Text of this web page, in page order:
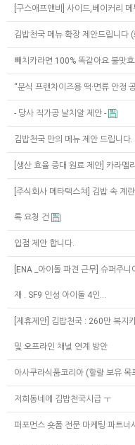
[구스애프앤비] 사이드,베이커리
김밥천국 메뉴 확장 제안드립니다
빼치카라면 100% 똑같아요 불맛
“분식 프랜차이즈용 떡·면류 안정
- 당사 직가공 날치알 제안 -
김밥천국 만의 메뉴 제안 드립니다.
[생산 효율 증대 원료 제안] 카라멜
[주식회사 메타텍스쳐] 김밥 속 계
록 요청 건
입점 제안 합니다.
[ENA _아이돌 파견 근무] 슈퍼주
재 . SF9 인성 아이돌 4인…
[제휴제안] 김밥천국 : 260만 복지
및 오프라인 채널 연계 방안
아사쿠라식품코리아 (할랄 보유 목
저희동네에 김밥천국시급 ㅜ
퍼포먼스 숏폼 전문 마케팅 파트